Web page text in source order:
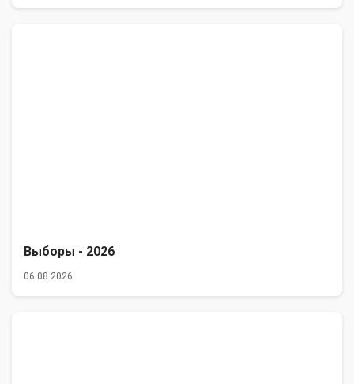
Выборы - 2026
06.08.2026